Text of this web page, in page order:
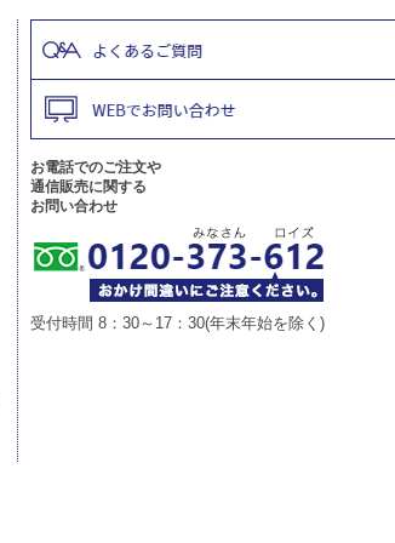
お電話でのご注文や
通信販売に関する
お問い合わせ
受付時間 8：30～17：30(年末年始を除く)